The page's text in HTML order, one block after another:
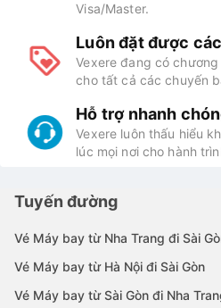
Visa/Master.
Luôn đặt được
Vexere đang có
cho tất cả các chuyến
Hỗ trợ nhanh
Vexere luôn thấu hiểu
lúc mọi nơi cho hành
Tuyến đường
Vé Máy bay từ Nha Trang đi Sài
Vé Máy bay từ Hà Nội đi Sài Gòn
Vé Máy bay từ Sài Gòn đi Nha